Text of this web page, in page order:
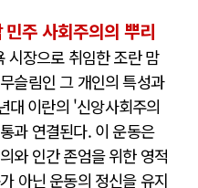
주 사회주의의 뿌리
장으로 취임한 조란 맘
슬림인 그 개인의 특성과
대 이란의 '신앙사회주의
과 연결된다. 이 운동은
와 인간 존엄을 위한 영적
아닌 운동의 정신을 유지